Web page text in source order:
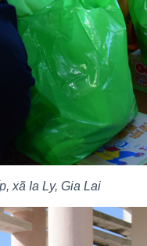
xã Ia Ly, Gia Lai